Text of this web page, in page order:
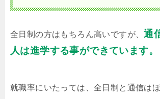
全日制の方はもちろん高いですが、通
人は進学する事ができています。
就職率にいたっては、全日制と通信は